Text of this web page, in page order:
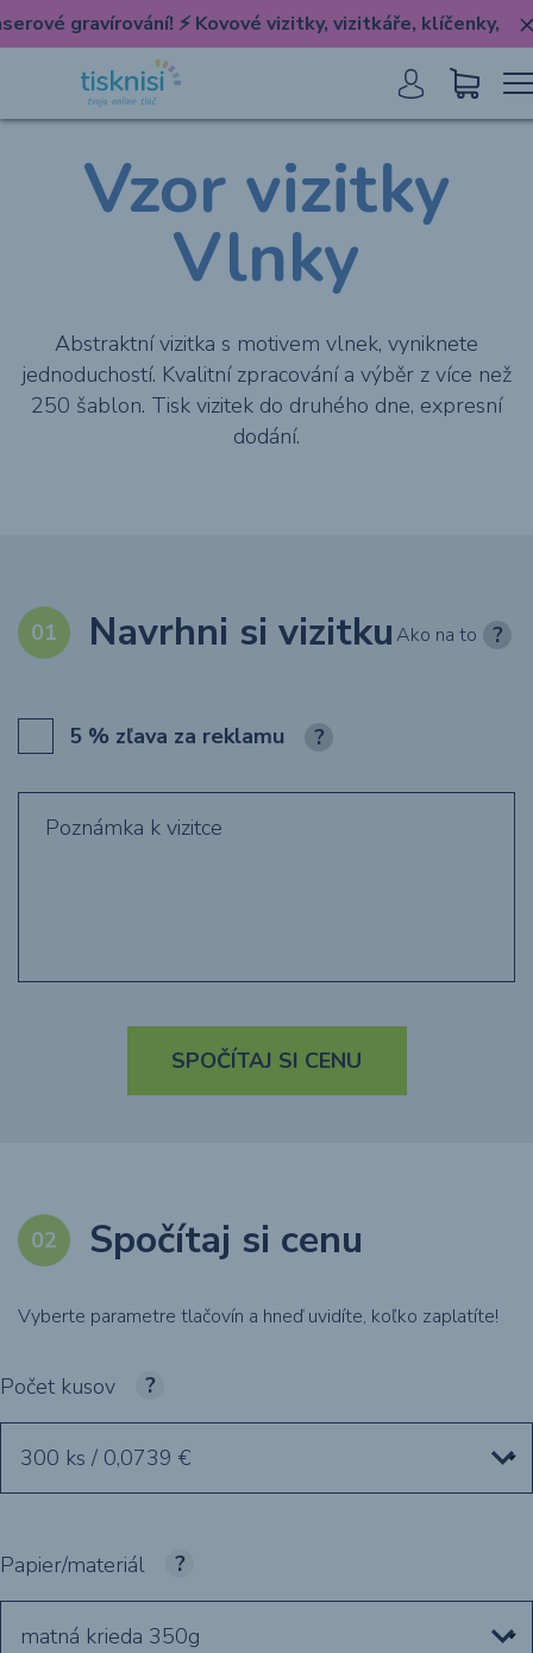
gravírování! ⚡️ Kovové vizitky, vizitkáře, klíčenky,
Vizitky
Ďalšie tlačoviny
Rekl. predmety &
Obaly
Grafika
O nákupe
Vzor vizitky
Vlnky
Abstraktní vizitka s motivem vlnek, vyniknete
jednoduchostí. Kvalitní zpracování a výběr z více než
250 šablon. Tisk vizitek do druhého dne, expresní
dodání.
Navrhni si vizitkuAko na to
5 % zľava za reklamu
SPOČÍTAJ SI CENU
Spočítaj si cenu
Vyberte parametre tlačovín a hneď uvidíte, koľko zaplatíte!
Počet kusov
300 ks / 0,0739 €
Papier/materiál
matná krieda 350g